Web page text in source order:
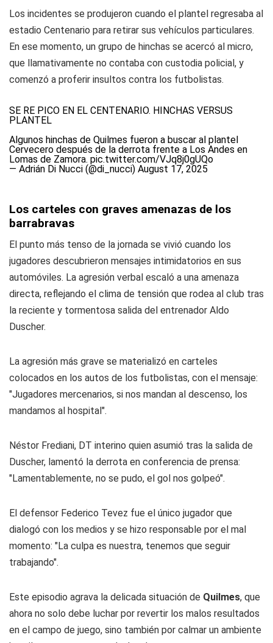
Los incidentes se produjeron cuando el plantel regresaba al
estadio Centenario para retirar sus vehículos particulares.
En ese momento, un grupo de hinchas se acercó al micro,
que llamativamente no contaba con custodia policial, y
comenzó a proferir insultos contra los futbolistas.
SE RE PICO EN EL CENTENARIO. HINCHAS VERSUS
PLANTEL
Algunos hinchas de Quilmes fueron a buscar al plantel
Cervecero después de la derrota frente a Los Andes en
Lomas de Zamora. pic.twitter.com/VJq8j0gUQo
— Adrián Di Nucci (@di_nucci) August 17, 2025
Los carteles con graves amenazas de los
barrabravas
El punto más tenso de la jornada se vivió cuando los
jugadores descubrieron mensajes intimidatorios en sus
automóviles. La agresión verbal escaló a una amenaza
directa, reflejando el clima de tensión que rodea al club tras
la reciente y tormentosa salida del entrenador Aldo
Duscher.
La agresión más grave se materializó en carteles
colocados en los autos de los futbolistas, con el mensaje:
"Jugadores mercenarios, si nos mandan al descenso, los
mandamos al hospital".
Néstor Frediani, DT interino quien asumió tras la salida de
Duscher, lamentó la derrota en conferencia de prensa:
"Lamentablemente, no se pudo, el gol nos golpeó".
El defensor Federico Tevez fue el único jugador que
dialogó con los medios y se hizo responsable por el mal
momento: "La culpa es nuestra, tenemos que seguir
trabajando".
Este episodio agrava la delicada situación de Quilmes, que
ahora no solo debe luchar por revertir los malos resultados
en el campo de juego, sino también por calmar un ambiente